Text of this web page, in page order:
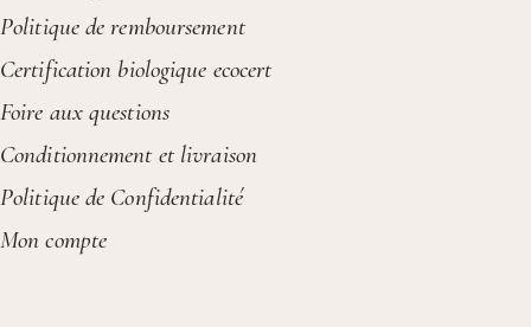
Politique de remboursement
Certification biologique ecocert
Foire aux questions
Conditionnement et livraison
Politique de Confidentialité
Mon compte